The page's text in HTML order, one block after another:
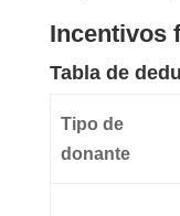
Incentivos
Tabla de
Tipo de
donante